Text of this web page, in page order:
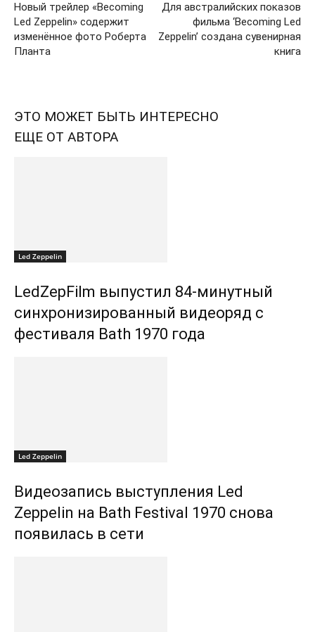
Новый трейлер «Becoming
Led Zeppelin» содержит
изменённое фото Роберта
Планта
Для австралийских показов
фильма ‘Becoming Led
Zeppelin’ создана сувенирная
книга
ЭТО МОЖЕТ БЫТЬ ИНТЕРЕСНО
ЕЩЕ ОТ АВТОРА
Led Zeppelin
LedZepFilm выпустил 84-минутный
синхронизированный видеоряд с
фестиваля Bath 1970 года
Led Zeppelin
Видеозапись выступления Led
Zeppelin на Bath Festival 1970 снова
появилась в сети